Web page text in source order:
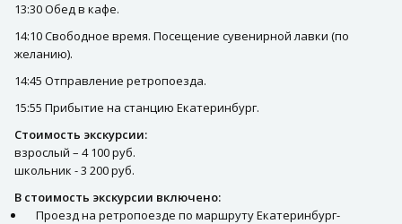
13:30 Обед в кафе.
14:10 Свободное время. Посещение сувенирной лавки (по
желанию).
14:45 Отправление ретропоезда.
15:55 Прибытие на станцию Екатеринбург.
Стоимость экскурсии:
взрослый – 4 100 руб.
школьник - 3 200 руб.
В стоимость экскурсии включено:
Проезд на ретропоезде по маршруту Екатеринбург-